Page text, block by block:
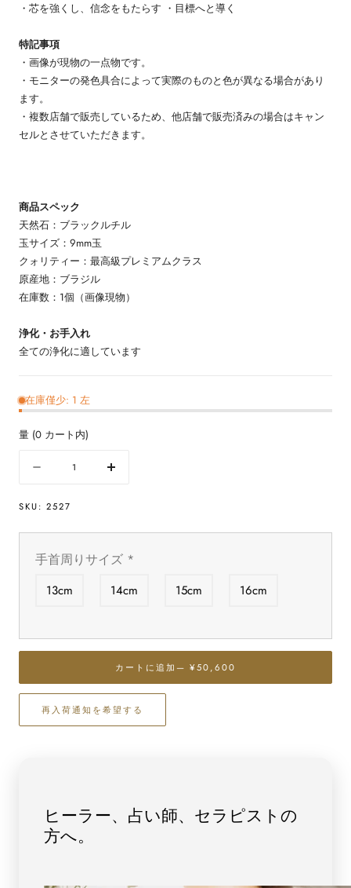
・芯を強くし、信念をもたらす ・目標へと導く
特記事項
・画像が現物の一点物です。
・モニターの発色具合によって実際のものと色が異なる場合があり
ます。
・複数店舗で販売しているため、他店舗で販売済みの場合はキャン
セルとさせていただきます。
商品スペック
天然石：ブラックルチル
玉サイズ：9mm玉
クォリティー：最高級プレミアムクラス
原産地：ブラジル
在庫数：1個（画像現物）
浄化・お手入れ
全ての浄化に適しています
在庫僅少: 1 左
量 (0 カート内)
を
減
す
最
【プ
レ
ア
ム】
ブ
チ
ル
数
増
す
最
【プ
レ
ミ
ア
ム】
ブ
チ
SKU: 2527
手首周りサイズ *
13cm 14cm 15cm 16cm
カートに追加— ¥50,600
再入荷通知を希望する
ヒーラー、占い師、セラピストの
方へ。